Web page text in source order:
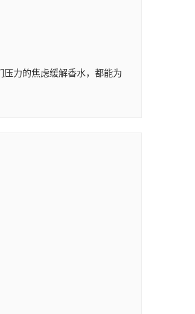
力的焦虑缓解香水，都能为